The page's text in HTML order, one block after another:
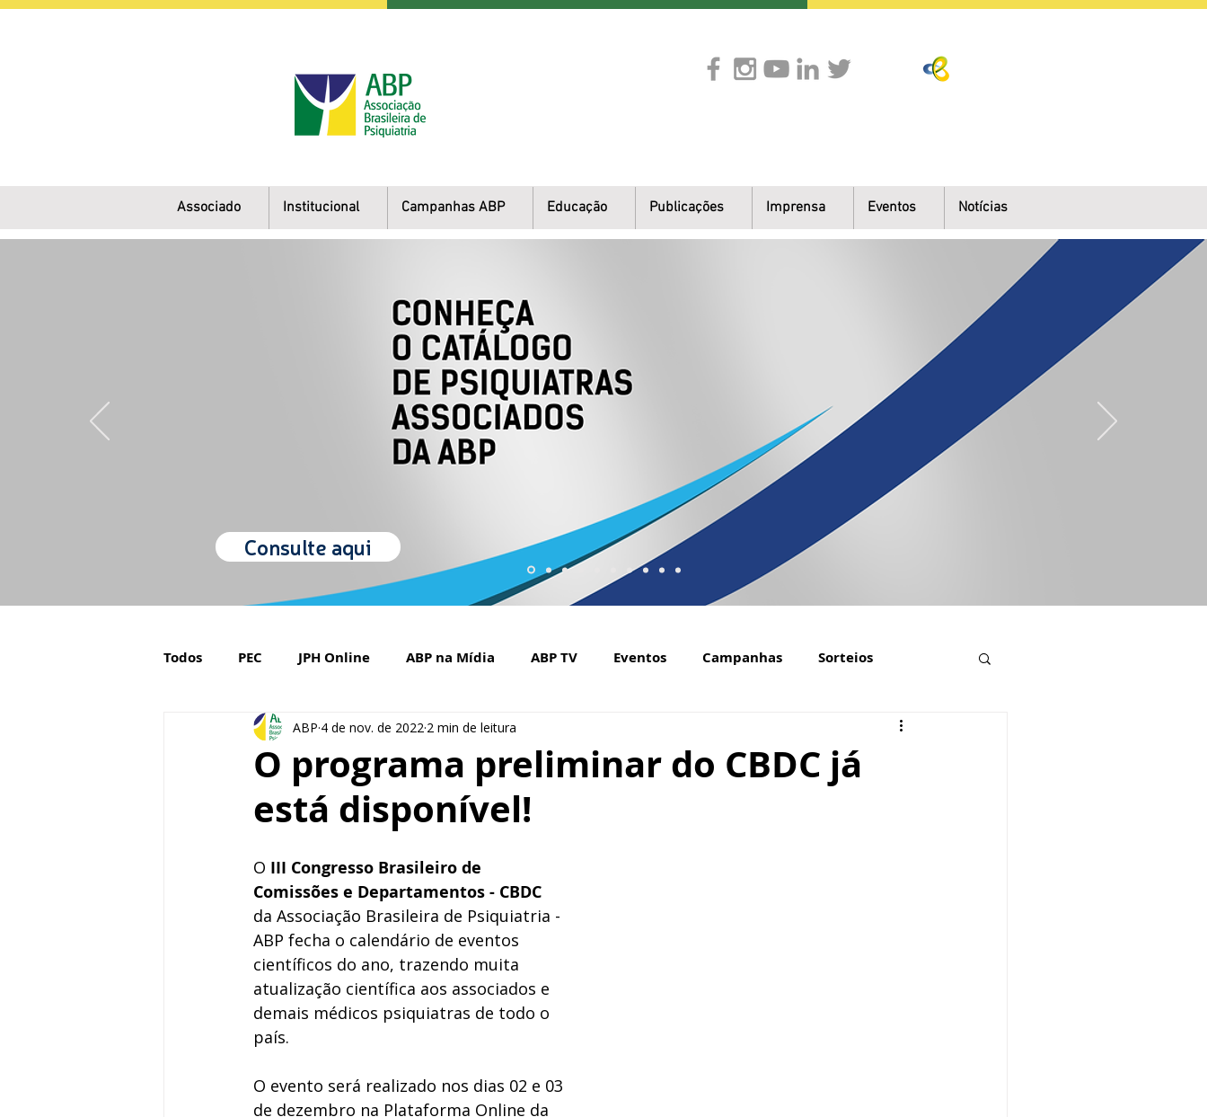
Associado Institucional Campanhas ABP Educação Publicações Imprensa Eventos Notícias
Consulte aqui
Todos PEC JPH Online ABP na Mídia ABP TV Eventos Campanhas Sorteios
Orgulho de ser Psiquiatra Setembro Amarelo na mídia
O programa preliminar do CBDC já
está disponível!
ABP 4 de nov. de 2022 2 min de leitura
O III Congresso Brasileiro de
Comissões e Departamentos - CBDC
da Associação Brasileira de Psiquiatria -
ABP fecha o calendário de eventos
científicos do ano, trazendo muita
atualização científica aos associados e
demais médicos psiquiatras de todo o
país.
O evento será realizado nos dias 02 e 03
de dezembro na Plataforma Online da